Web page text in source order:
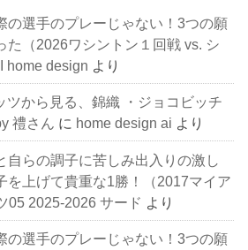
の選手のプレーじゃない！3つの願
た（2026ワシントン１回戦 vs. シ
home design より
ツから見る、錦織 ・ジョコビッチ
禮さん に home design ai より
自らの調子に苦しみ出入りの激し
を上げて貴重な1勝！（2017マイア
05 2025-2026 サード より
の選手のプレーじゃない！3つの願